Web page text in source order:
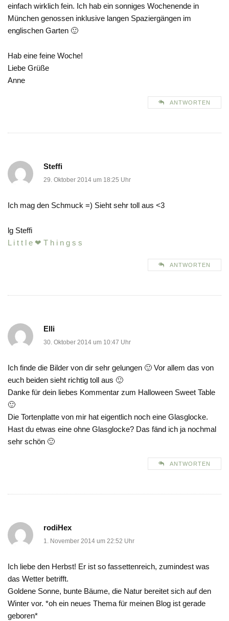
einfach wirklich fein. Ich hab ein sonniges Wochenende in
München genossen inklusive langen Spaziergängen im
englischen Garten 🙂
Hab eine feine Woche!
Liebe Grüße
Anne
ANTWORTEN
Steffi
29. Oktober 2014 um 18:25 Uhr
Ich mag den Schmuck =) Sieht sehr toll aus <3
lg Steffi
L i t t l e ❤ T h i n g s s
ANTWORTEN
Elli
30. Oktober 2014 um 10:47 Uhr
Ich finde die Bilder von dir sehr gelungen 🙂 Vor allem das von
euch beiden sieht richtig toll aus 🙂
Danke für dein liebes Kommentar zum Halloween Sweet Table
🙂
Die Tortenplatte von mir hat eigentlich noch eine Glasglocke.
Hast du etwas eine ohne Glasglocke? Das fänd ich ja nochmal
sehr schön 🙂
ANTWORTEN
rodiHex
1. November 2014 um 22:52 Uhr
Ich liebe den Herbst! Er ist so fassettenreich, zumindest was
das Wetter betrifft.
Goldene Sonne, bunte Bäume, die Natur bereitet sich auf den
Winter vor. *oh ein neues Thema für meinen Blog ist gerade
geboren*